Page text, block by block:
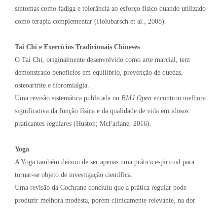
sintomas como fadiga e tolerância ao esforço físico quando utilizado
como terapia complementar (Holubarsch et al., 2008).
Tai Chi e Exercícios Tradicionais Chineses
O Tai Chi, originalmente desenvolvido como arte marcial, tem
demonstrado benefícios em equilíbrio, prevenção de quedas,
osteoartrite e fibromialgia.
Uma revisão sistemática publicada no BMJ Open encontrou melhora
significativa da função física e da qualidade de vida em idosos
praticantes regulares (Huston; McFarlane, 2016).
Yoga
A Yoga também deixou de ser apenas uma prática espiritual para
tornar-se objeto de investigação científica.
Uma revisão da Cochrane concluiu que a prática regular pode
produzir melhora modesta, porém clinicamente relevante, na dor